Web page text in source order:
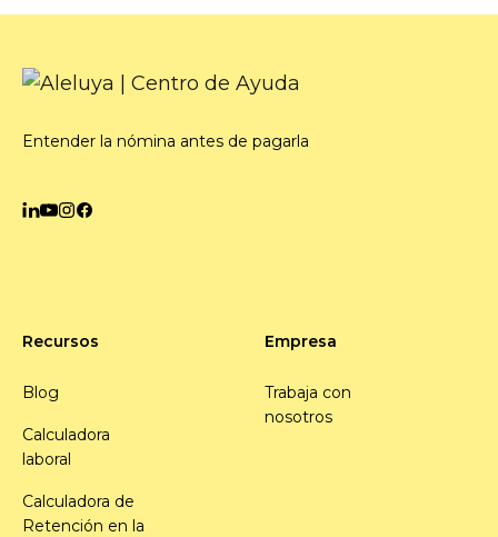
Entender la nómina antes de pagarla
Recursos
Blog
Calculadora
laboral
Calculadora de
Retención en la
Empresa
Trabaja con
nosotros